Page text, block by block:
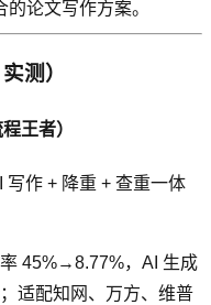
论文写作方案。
测）
王者）
写作 + 降重 + 查重一体
45%→8.77%，AI 生成
适配知网、万方、维普